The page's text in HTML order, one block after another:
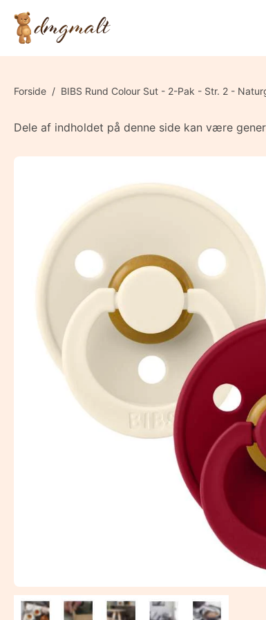
Forside / BIBS Rund Colour Sut - 2-Pak - Str. 2 -
Dele af indholdet på denne side kan være